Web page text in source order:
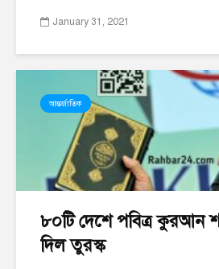
January 31, 2021
আন্তর্জাতিক
৮০টি দেশে পবিত্র কুরআন
দিল তুরস্ক